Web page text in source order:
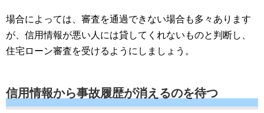
場合によっては、審査を通過できない場合も多々あります
が、信用情報が悪い人には貸してくれないものと判断し、
住宅ローン審査を受けるようにしましょう。
信用情報から事故履歴が消えるのを待つ